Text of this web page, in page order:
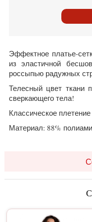
Эффектное платье-
из эластичной
россыпью радужных
Телесный цвет ткани
сверкающего тела!
Классическое
Материал: 88%